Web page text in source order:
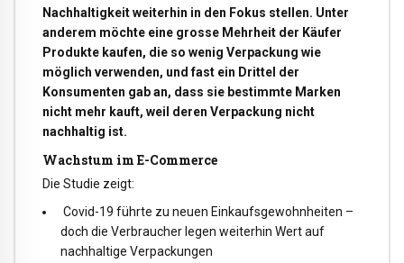
Nachhaltigkeit weiterhin in den Fokus stellen. Unter
anderem möchte eine grosse Mehrheit der Käufer
Produkte kaufen, die so wenig Verpackung wie
möglich verwenden, und fast ein Drittel der
Konsumenten gab an, dass sie bestimmte Marken
nicht mehr kauft, weil deren Verpackung nicht
nachhaltig ist.
Wachstum im E-Commerce
Die Studie zeigt:
Covid-19 führte zu neuen Einkaufsgewohnheiten –
doch die Verbraucher legen weiterhin Wert auf
nachhaltige Verpackungen